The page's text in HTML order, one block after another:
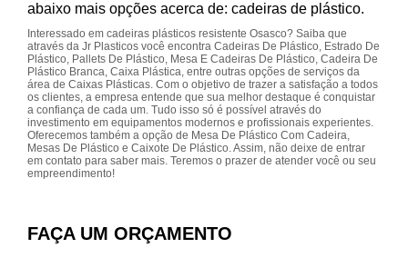
abaixo mais opções acerca de: cadeiras de plástico.
Interessado em cadeiras plásticos resistente Osasco? Saiba que
através da Jr Plasticos você encontra Cadeiras De Plástico, Estrado De
Plástico, Pallets De Plástico, Mesa E Cadeiras De Plástico, Cadeira De
Plástico Branca, Caixa Plástica, entre outras opções de serviços da
área de Caixas Plásticas. Com o objetivo de trazer a satisfação a todos
os clientes, a empresa entende que sua melhor destaque é conquistar
a confiança de cada um. Tudo isso só é possível através do
investimento em equipamentos modernos e profissionais experientes.
Oferecemos também a opção de Mesa De Plástico Com Cadeira,
Mesas De Plástico e Caixote De Plástico. Assim, não deixe de entrar
em contato para saber mais. Teremos o prazer de atender você ou seu
empreendimento!
FAÇA UM ORÇAMENTO